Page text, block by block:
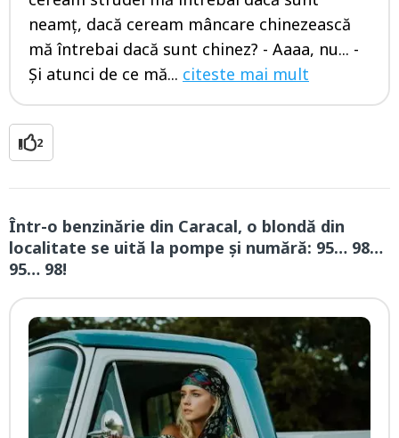
neamţ, dacă ceream mâncare chinezească
mă întrebai dacă sunt chinez? - Aaaa, nu... -
Şi atunci de ce mă... citeste mai mult
2
Într-o benzinărie din Caracal, o blondă din
localitate se uită la pompe şi numără: 95… 98…
95… 98!